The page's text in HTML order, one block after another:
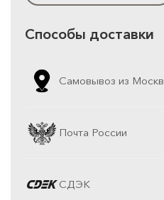
Способы доставки
Самовывоз из
Почта России
СДЭК